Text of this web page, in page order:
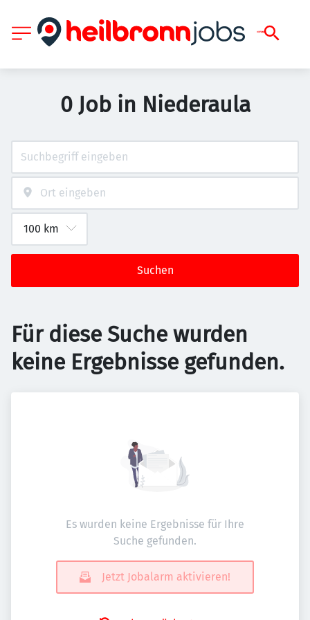
0 Job in Niederaula
Suchen
Für diese Suche wurden
keine Ergebnisse gefunden.
Es wurden keine Ergebnisse für Ihre
Suche gefunden.
Jetzt Jobalarm aktivieren!